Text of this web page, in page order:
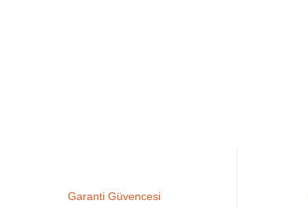
Garanti Güvencesi